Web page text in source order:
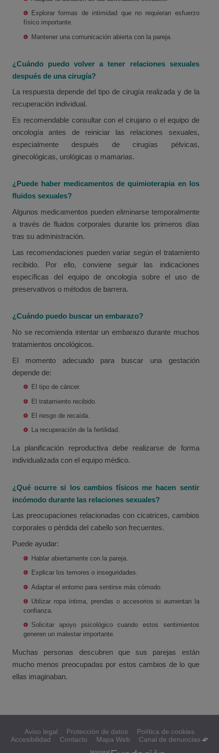
Explorar formas de intimidad que no requieran esfuerzo
físico importante.
Mantener una comunicación abierta con la pareja.
¿Cuándo puedo volver a tener relaciones sexuales
después de una cirugía?
La respuesta depende del tipo de cirugía realizada y de la
recuperación individual.
Es recomendable consultar con el cirujano o el equipo de
oncología antes de reiniciar las relaciones sexuales,
especialmente después de cirugías pélvicas,
ginecológicas, urológicas o mamarias.
¿Puede haber medicamentos de quimioterapia en los
fluidos sexuales?
Algunos medicamentos pueden eliminarse temporalmente
a través de fluidos corporales durante los primeros días
tras su administración.
Las recomendaciones pueden variar según el tratamiento
recibido. Por ello, conviene seguir las indicaciones
específicas del equipo de oncología sobre el uso de
preservativos o métodos de barrera.
¿Cuándo puedo buscar un embarazo?
No se recomienda intentar un embarazo durante muchos
tratamientos oncológicos.
El momento adecuado para buscar una gestación
depende de:
El tipo de cáncer.
El tratamiento recibido.
El riesgo de recaída.
La recuperación de la fertilidad.
La planificación reproductiva debe realizarse de forma
individualizada con el equipo médico.
¿Qué ocurre si los cambios físicos me hacen sentir
incómodo durante las relaciones sexuales?
Las preocupaciones relacionadas con cicatrices, cambios
corporales o pérdida del cabello son frecuentes.
Puede ayudar:
Hablar abiertamente con la pareja.
Explicar los temores o inseguridades.
Adaptar el entorno para sentirse más cómodo.
Utilizar ropa íntima, prendas o accesorios si aumentan la
confianza.
Solicitar apoyo psicológico cuando estos sentimientos
generen un malestar importante.
Muchas personas descubren que sus parejas están
mucho menos preocupadas por estos cambios de lo que
ellas imaginaban.
Aviso legal Protección de datos
Política de cookies
Accesibilidad
Contacto Mapa Web Canal de denuncias